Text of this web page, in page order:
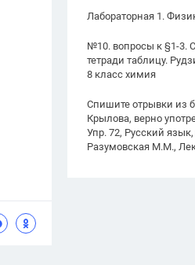
Лабораторная 1.
№10. вопросы к §1-3.
тетради таблицу.
8 класс химия
Спишите отрывки из
Крылова, верно
Упр. 72, Русский язык,
Разумовская М.М.,